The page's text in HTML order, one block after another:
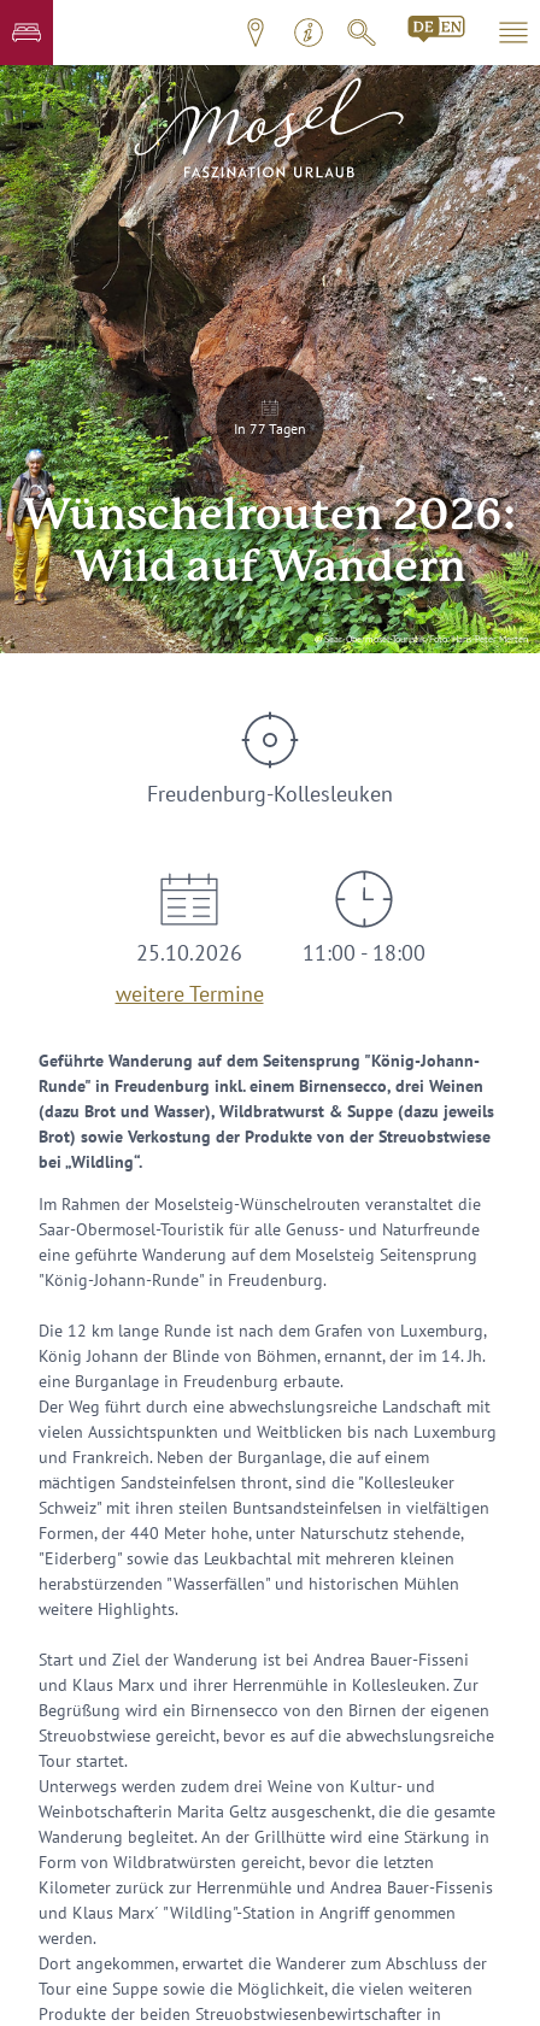
© Saar-Obermosel-Touristik/Foto: Hans-Peter Merten
In 77 Tagen
Wünschelrouten 2026:
Wild auf Wandern
Freudenburg-Kollesleuken
25.10.2026
weitere Termine
11:00 - 18:00
Geführte Wanderung auf dem Seitensprung "König-Johann-
Runde" in Freudenburg inkl. einem Birnensecco, drei Weinen
(dazu Brot und Wasser), Wildbratwurst & Suppe (dazu jeweils
Brot) sowie Verkostung der Produkte von der Streuobstwiese
bei „Wildling“.
Im Rahmen der Moselsteig-Wünschelrouten veranstaltet die
Saar-Obermosel-Touristik für alle Genuss- und Naturfreunde
eine geführte Wanderung auf dem Moselsteig Seitensprung
"König-Johann-Runde" in Freudenburg.
Die 12 km lange Runde ist nach dem Grafen von Luxemburg,
König Johann der Blinde von Böhmen, ernannt, der im 14. Jh.
eine Burganlage in Freudenburg erbaute.
Der Weg führt durch eine abwechslungsreiche Landschaft mit
vielen Aussichtspunkten und Weitblicken bis nach Luxemburg
und Frankreich. Neben der Burganlage, die auf einem
mächtigen Sandsteinfelsen thront, sind die "Kollesleuker
Schweiz" mit ihren steilen Buntsandsteinfelsen in vielfältigen
Formen, der 440 Meter hohe, unter Naturschutz stehende,
"Eiderberg" sowie das Leukbachtal mit mehreren kleinen
herabstürzenden "Wasserfällen" und historischen Mühlen
weitere Highlights.
Start und Ziel der Wanderung ist bei Andrea Bauer-Fisseni
und Klaus Marx und ihrer Herrenmühle in Kollesleuken. Zur
Begrüßung wird ein Birnensecco von den Birnen der eigenen
Streuobstwiese gereicht, bevor es auf die abwechslungsreiche
Tour startet.
Unterwegs werden zudem drei Weine von Kultur- und
Weinbotschafterin Marita Geltz ausgeschenkt, die die gesamte
Wanderung begleitet. An der Grillhütte wird eine Stärkung in
Form von Wildbratwürsten gereicht, bevor die letzten
Kilometer zurück zur Herrenmühle und Andrea Bauer-Fissenis
und Klaus Marx´ "Wildling"-Station in Angriff genommen
werden.
Dort angekommen, erwartet die Wanderer zum Abschluss der
Tour eine Suppe sowie die Möglichkeit, die vielen weiteren
Produkte der beiden Streuobstwiesenbewirtschafter in